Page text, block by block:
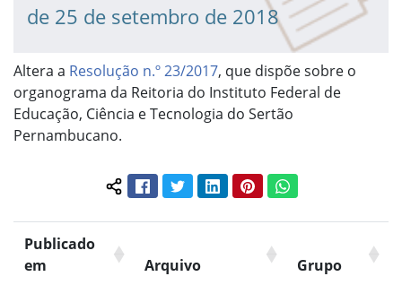
de 25 de setembro de 2018
Altera a Resolução n.º 23/2017, que dispõe sobre o
organograma da Reitoria do Instituto Federal de
Educação, Ciência e Tecnologia do Sertão
Pernambucano.
Compartilhar conteúdo:
FacebookTwitterLinkedInPinterestWhatsApp
Publicado
em
Arquivo Grupo